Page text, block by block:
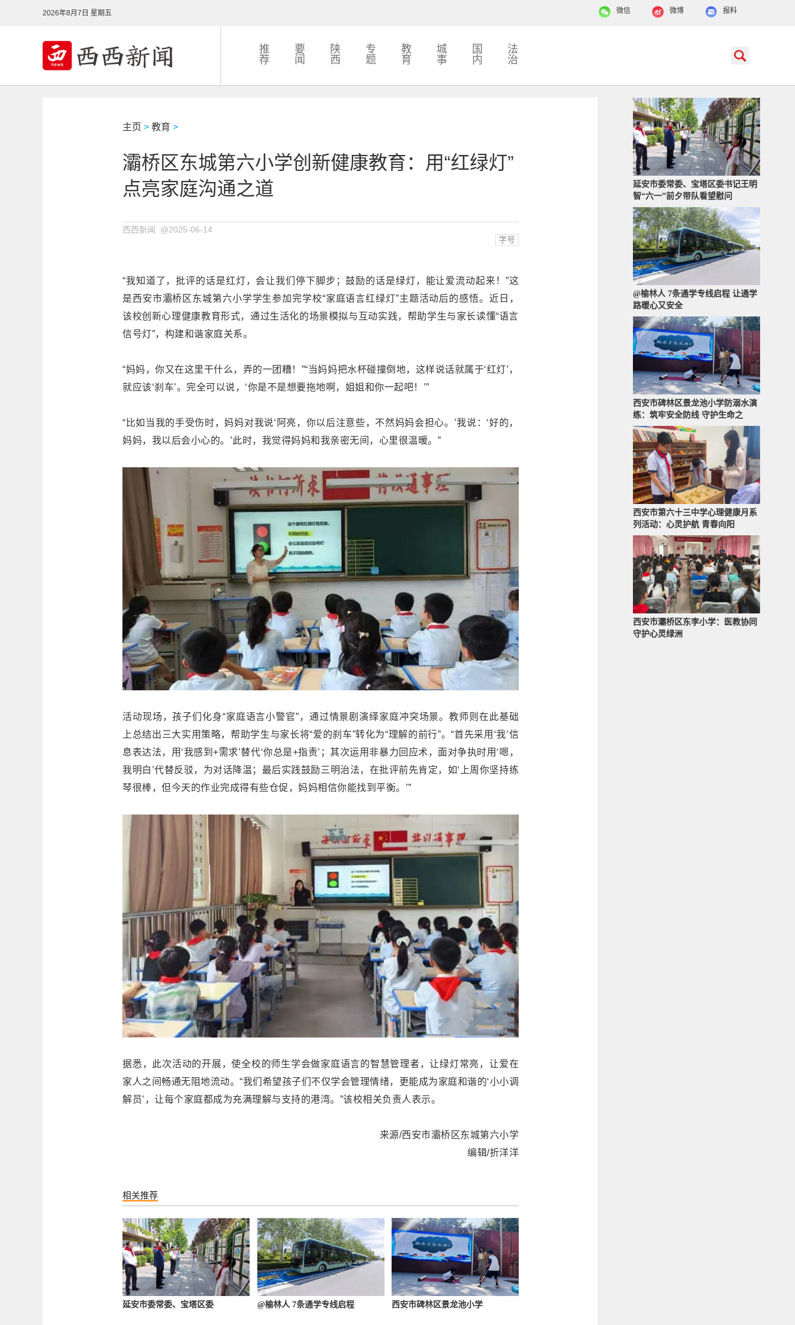
2026年8月7日 星期五 报料
微博
微信
推
荐
要
闻
陕
西
专
题
教
育
城
事
国
内
法
治
主页 > 教育 >
灞桥区东城第六小学创新健康教育：用“红绿灯”
点亮家庭沟通之道
西西新闻 @2025-06-14
字号
“我知道了，批评的话是红灯，会让我们停下脚步；鼓励的话是绿灯，能让爱流动起来！”这
是西安市灞桥区东城第六小学学生参加完学校“家庭语言红绿灯”主题活动后的感悟。近日，
该校创新心理健康教育形式，通过生活化的场景模拟与互动实践，帮助学生与家长读懂“语言
信号灯”，构建和谐家庭关系。
“妈妈，你又在这里干什么，弄的一团糟！”“当妈妈把水杯碰撞倒地，这样说话就属于‘红灯’，
就应该‘刹车’。完全可以说，‘你是不是想要拖地啊，姐姐和你一起吧！’”
“比如当我的手受伤时，妈妈对我说‘阿亮，你以后注意些，不然妈妈会担心。’我说：‘好的，
妈妈，我以后会小心的。’此时，我觉得妈妈和我亲密无间，心里很温暖。”
活动现场，孩子们化身“家庭语言小警官”，通过情景剧演绎家庭冲突场景。教师则在此基础
上总结出三大实用策略，帮助学生与家长将“爱的刹车”转化为“理解的前行”。“首先采用‘我’信
息表达法，用‘我感到+需求’替代‘你总是+指责’；其次运用非暴力回应术，面对争执时用‘嗯，
我明白’代替反驳，为对话降温；最后实践鼓励三明治法，在批评前先肯定，如‘上周你坚持练
琴很棒，但今天的作业完成得有些仓促，妈妈相信你能找到平衡。’”
据悉，此次活动的开展，使全校的师生学会做家庭语言的智慧管理者，让绿灯常亮，让爱在
家人之间畅通无阻地流动。“我们希望孩子们不仅学会管理情绪，更能成为家庭和谐的‘小小调
解员’，让每个家庭都成为充满理解与支持的港湾。”该校相关负责人表示。
来源/西安市灞桥区东城第六小学
编辑/折洋洋
相关推荐
延安市委常委、宝塔区委 @榆林人 7条通学专线启程 西安市碑林区景龙池小学
延安市委常委、宝塔区委书记王明
智“六一”前夕带队看望慰问
@榆林人 7条通学专线启程 让通学
路暖心又安全
西安市碑林区景龙池小学防溺水演
练：筑牢安全防线 守护生命之
西安市第六十三中学心理健康月系
列活动：心灵护航 青春向阳
西安市灞桥区东李小学：医教协同
守护心灵绿洲